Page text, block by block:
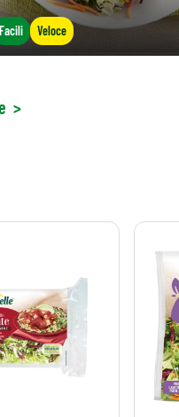
Facili Veloce
>